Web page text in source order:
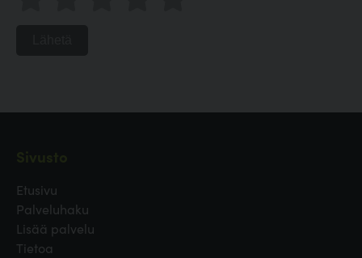
Etusivu
Palveluhaku
Lisää palvelu
Tietoa